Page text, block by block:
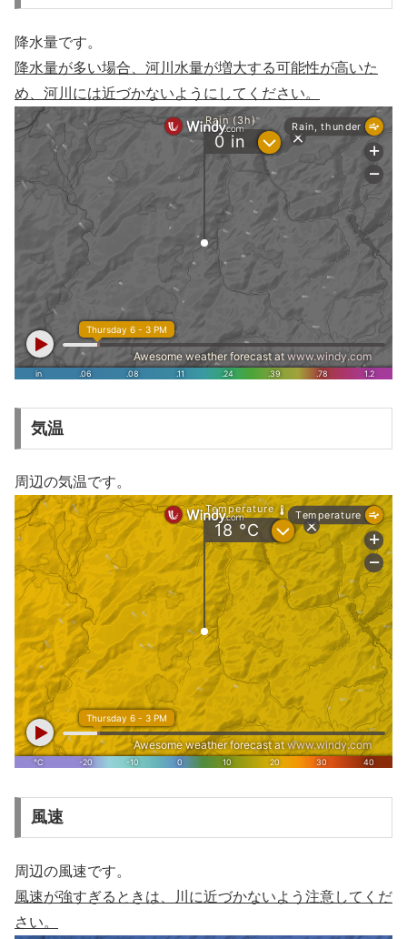
降水量です。
降水量が多い場合、河川水量が増大する可能性が高いた
め、河川には近づかないようにしてください。
気温
周辺の気温です。
風速
周辺の風速です。
風速が強すぎるときは、川に近づかないよう注意してくだ
さい。